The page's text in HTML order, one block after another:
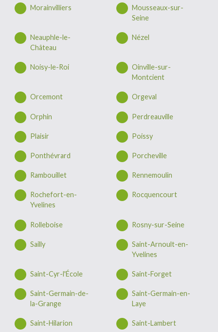
Morainvilliers
Mousseaux-sur-
Seine
Neauphle-le-
Château
Nézel
Noisy-le-Roi
Oinville-sur-
Montcient
Orcemont Orgeval
Orphin Perdreauville
Plaisir Poissy
Ponthévrard Porcheville
Rambouillet Rennemoulin
Rochefort-en-
Yvelines
Rocquencourt
Rolleboise Rosny-sur-Seine
Sailly
Saint-Arnoult-en-
Yvelines
Saint-Cyr-l'École Saint-Forget
Saint-Germain-de-
la-Grange
Saint-Germain-en-
Laye
Saint-Hilarion Saint-Lambert